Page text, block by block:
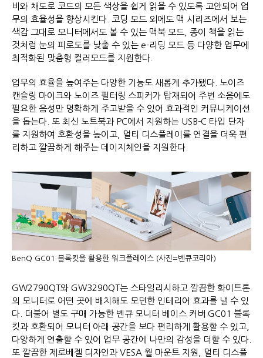
비와 채도로 코드의 모든 색상을 쉽게 읽을 수 있도록 고안되어 업
무의 효율성을 향상시킨다. 코딩 모드 외에도 맥 시리즈에서 보는
색감 그대로 모니터에서도 볼 수 있는 맥북 모드, 종이 책을 읽는
것처럼 눈의 피로도를 낮출 수 있는 e-리딩 모드 등 다양한 업무에
최적화된 맞춤형 컬러모드를 지원한다.
업무의 효율을 높여주는 다양한 기능도 새롭게 추가됐다. 노이즈
캔슬링 마이크와 노이즈 필터링 스피커가 탑재되어 주변 소음에도
필요한 음성만 명확하게 주고받을 수 있어 효과적인 커뮤니케이션
을 돕는다. 또 최신 노트북과 PC에서 지원하는 USB-C 타입 단자
를 지원하여 호환성을 높이고, 멀티 디스플레이를 연결을 더욱 편
리하고 깔끔하게 해주는 데이지체인을 지원한다.
BenQ GC01 블록킷을 활용한 워크플레이스 (사진=벤큐코리아)
GW2790QT와 GW3290QT는 스타일리시하고 깔끔한 화이트톤
의 모니터로 어떤 곳에 배치해도 모던한 인테리어 효과를 낼 수 있
다. 더불어 별도 구매 가능한 벤큐 모니터 베이스 커버 GC01 블록
킷과 호환되어 모니터 아래 공간을 보다 편리하게 활용할 수 있고,
다양하게 연출할 수 있어 업무 공간에 나만의 감성을 더할 수 있다.
또 깔끔한 제로베젤 디자인과 VESA 월 마운트 지원, 멀티 디스플